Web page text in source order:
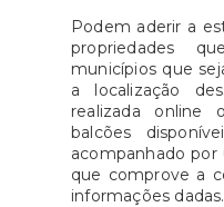
Podem aderir a
propriedades
municípios que
a localização
realizada
balcões
acompanhado
que comprove a
informações dadas.